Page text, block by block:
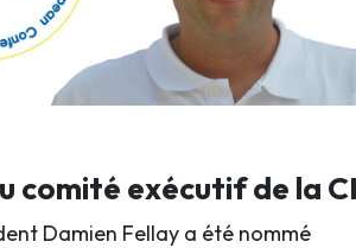
comité exécutif de la
Damien Fellay a été nommé